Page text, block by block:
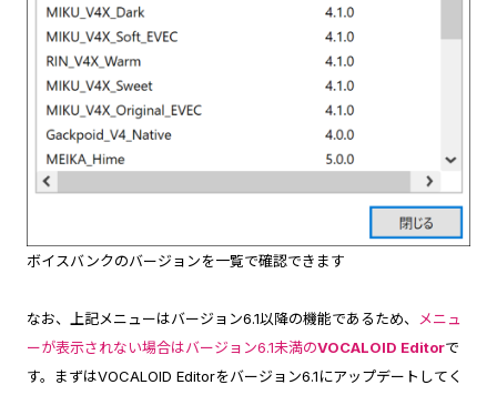
ボイスバンクのバージョンを一覧で確認できます
なお、上記メニューはバージョン6.1以降の機能であるため、 メニュ
ーが表示されない場合はバージョン6.1未満のVOCALOID Editorで
す。まずはVOCALOID Editorをバージョン6.1にアップデートしてく